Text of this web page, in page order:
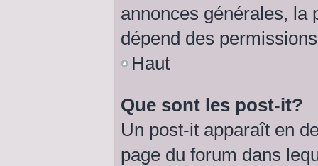
annonces générales, la
dépend des
Haut
Que sont les post-it?
Un post-it apparaît en
page du forum dans